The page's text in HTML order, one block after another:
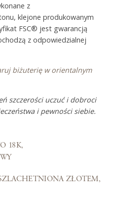
z
klejone produkowanym
FSC® jest gwarancją
z odpowiedzialnej
biżuterię w orientalnym
szczerości uczuć i dobroci
i pewności siebie.
18K
ZŁOTEM